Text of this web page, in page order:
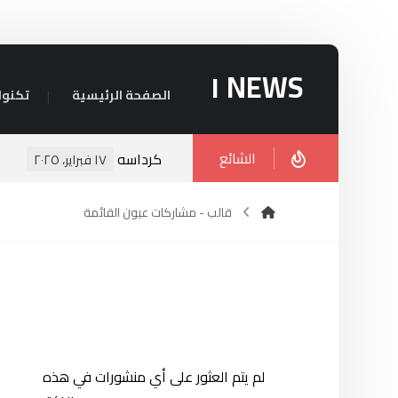
NEWS ١ الصفحة الرئيسية
الشائع كرداسه ١٧ فبراير، ٢٠٢٥
قالب - مشاركات عيون القائمة
لم يتم العثور على أي منشورات في هذه